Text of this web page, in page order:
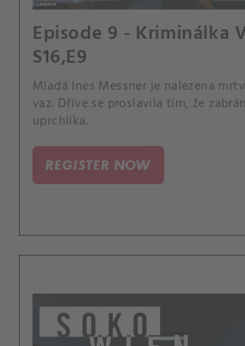
Episode 9 - Kriminálka
S16,E9
Mladá Ines Messner je nalezena
vaz. Dříve se proslavila tím, že
uprchlíka.
REGISTER NOW